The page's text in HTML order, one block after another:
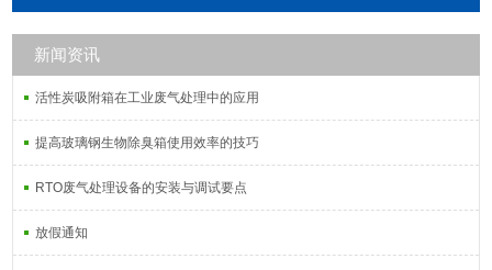
活性炭吸附塔：
通过利用高性能活性炭吸附剂固体本身的表面
新闻资讯
活性炭吸附箱在工业废气处理中的应用
提高玻璃钢生物除臭箱使用效率的技巧
RTO废气处理设备的安装与调试要点
放假通知